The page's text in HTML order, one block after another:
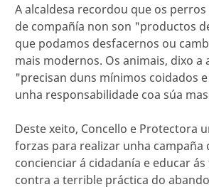
A alcaldesa recordou que os
de compañía non son "productos
que podamos desfacernos ou
mais modernos. Os animais, dixo a
"precisan duns mínimos coidados
unha responsabilidade coa súa
Deste xeito, Concello e Protectora
forzas para realizar unha campaña
concienciar á cidadanía e educar
contra a terrible práctica do